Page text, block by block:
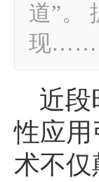
道”。
现……
近段
性应用
术不仅